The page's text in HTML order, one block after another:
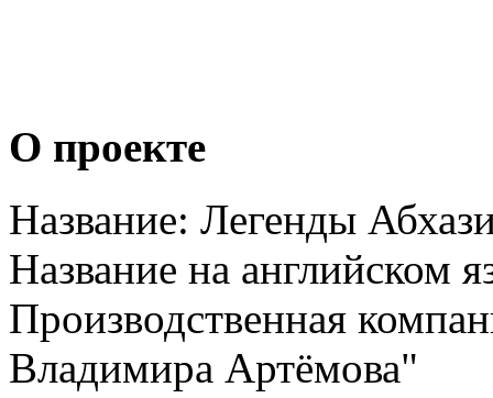
О проекте
Название: Легенды
Название на английском
Производственная
Владимира Артёмова"